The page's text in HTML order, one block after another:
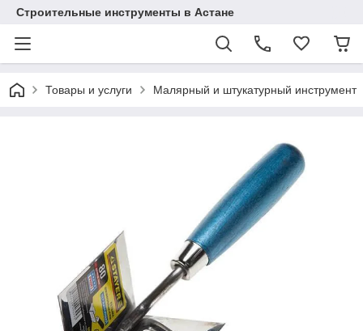
Строительные инструменты в Астане
Товары и услуги Малярный и штукатурный инструмент